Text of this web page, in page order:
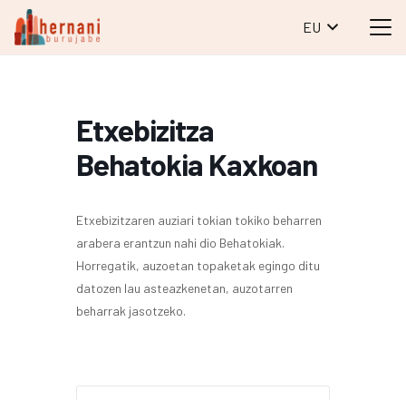
EU
Etxebizitza
Behatokia Kaxkoan
Etxebizitzaren auziari tokian tokiko beharren
arabera erantzun nahi dio Behatokiak.
Horregatik, auzoetan topaketak egingo ditu
datozen lau asteazkenetan, auzotarren
beharrak jasotzeko.